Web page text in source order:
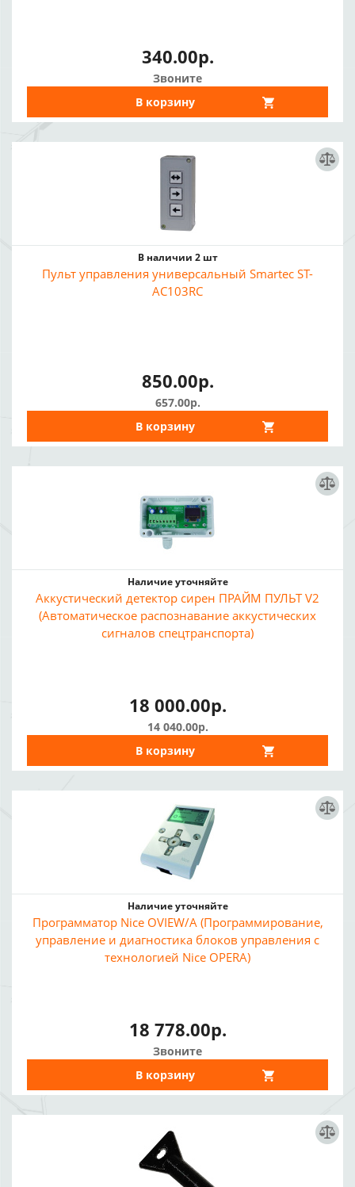
340.00р.
Звоните
В корзину
В наличии 2 шт
Пульт управления универсальный Smartec ST-
AC103RC
850.00р.
657.00р.
В корзину
Наличие уточняйте
Аккустический детектор сирен ПРАЙМ ПУЛЬТ V2
(Автоматическое распознавание аккустических
сигналов спецтранспорта)
18 000.00р.
14 040.00р.
В корзину
Наличие уточняйте
Программатор Nice OVIEW/A (Программирование,
управление и диагностика блоков управления с
технологией Nice OPERA)
18 778.00р.
Звоните
В корзину